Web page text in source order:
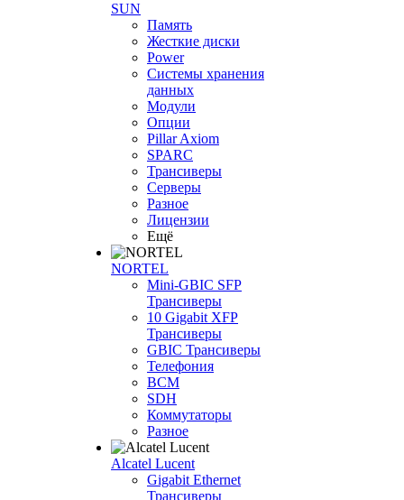
SUN
Память
Жесткие диски
Power
Системы хранения
данных
Модули
Опции
Pillar Axiom
SPARC
Трансиверы
Серверы
Разное
Лицензии
Ещё
NORTEL
Mini-GBIC SFP
Трансиверы
10 Gigabit XFP
Трансиверы
GBIC Трансиверы
Телефония
BCM
SDH
Коммутаторы
Разное
Alcatel Lucent
Gigabit Ethernet
Трансиверы